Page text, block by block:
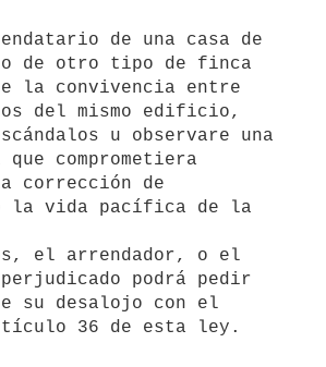
de otro tipo de finca
la convivencia entre
del mismo edificio,
u observare una
comprometiera
corrección de
o la vida pacífica de la
el arrendador, o el
podrá pedir
su desalojo con el